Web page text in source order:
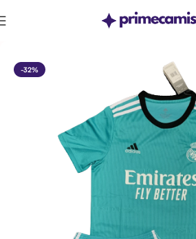
-32%